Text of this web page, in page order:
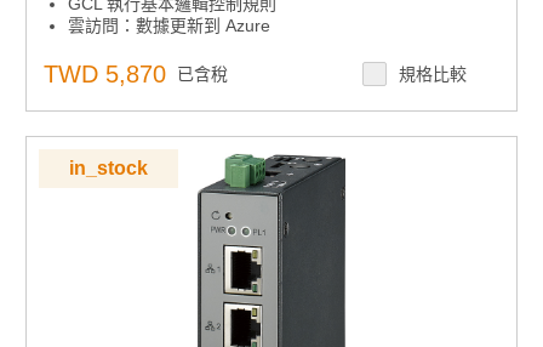
雲訪問：數據更新到 Azure
用於映射 I/O 狀態的對等功能
內置網路伺服器
用於恢復系統的看門狗定時器
TWD 5,870 已含稅 規格比較
in_stock